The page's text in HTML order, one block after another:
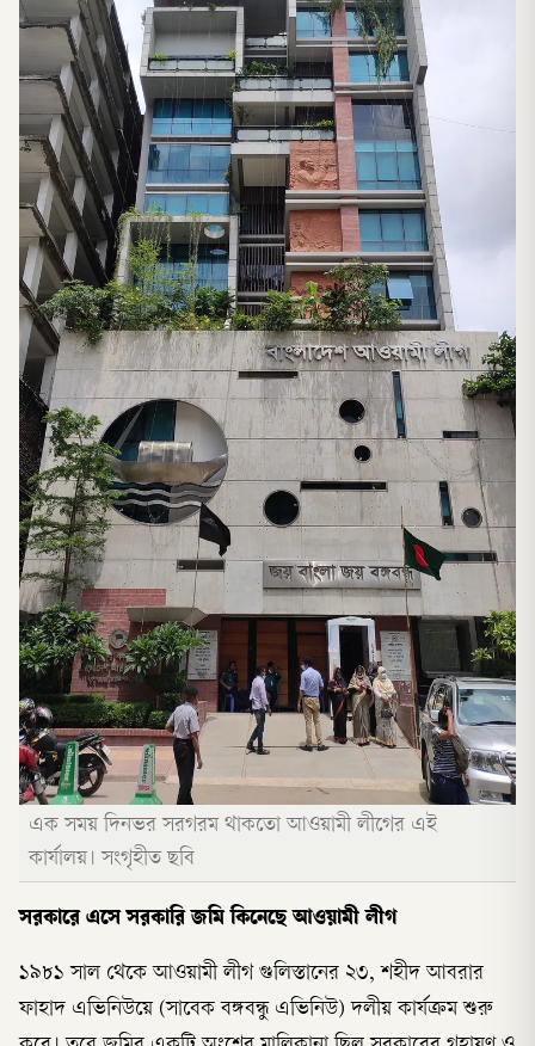
এক সময় দিনভর সরগরম থাকতো আওয়ামী লীগের এই
কার্যালয়। সংগৃহীত ছবি
সরকারে এসে সরকারি জমি কিনেছে আওয়ামী লীগ
১৯৮১ সাল থেকে আওয়ামী লীগ গুলিস্তানের ২৩, শহীদ আবরার
ফাহাদ এভিনিউয়ে (সাবেক বঙ্গবন্ধু এভিনিউ) দলীয় কার্যক্রম শুরু